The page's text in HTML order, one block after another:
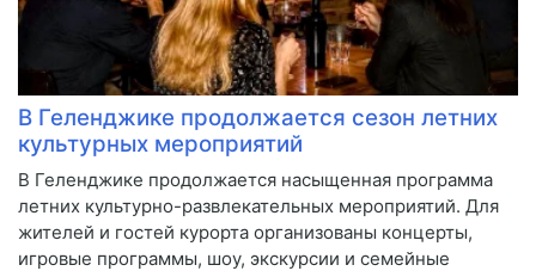
В Геленджике продолжается сезон летних
культурных мероприятий
В Геленджике продолжается насыщенная программа
летних культурно-развлекательных мероприятий. Для
жителей и гостей курорта организованы концерты,
игровые программы, шоу, экскурсии и семейные